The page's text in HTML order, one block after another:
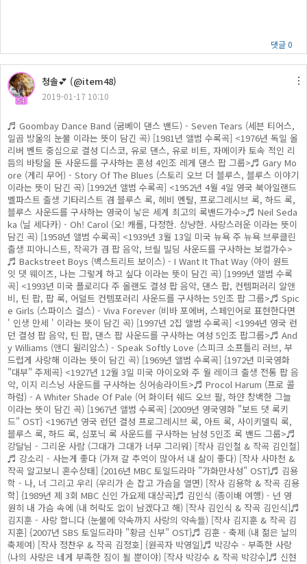
댓글 0
54
청솔💕 (@item48)
2019-01-17 10:10
♬ Goombay Dance Band (굼베이 댄스 밴드) - Seven Tears (세븐 티어스,
일곱 방울의 눈물 이라는 뜻이 담긴 곡) [1981년 앨범 수록곡] <1976년 독일 올
리버 벤트 중심으로 결성 디스코, 유로 댄스, 유로 비트, 자메이카 토속 적인 리
듬의 바탕을 둔 사운드를 구사하는 혼성 4인조 레게 댄스 팝 그룹>♬ Gary Mo
ore (게리 무어) - Story Of The Blues (스토리 오브 더 블루스, 블루스 이야기
이라는 뜻이 담긴 곡) [1992년 앨범 수록곡] <1952년 4월 4일 영국 북아일랜드
벨파스트 출생 기타리스트 겸 블루스 록, 헤비 멘탈, 프로그레시브 록, 하드 록,
블루스 사운드를 구사하는 영국이 낳은 세계 최고의 록밴드가수>♬ Neil Seda
ka (닐 세다카) - Oh! Carol (오! 캐롤, 다정한. 상냥한. 사랑스러운 이라는 뜻이
담긴 곡) [1958년 앨범 수록곡] <1939년 3월 13일 미국 뉴욕 주 뉴욕 브루클린
출생 피아니스트, 작곡가 겸 팝 음악, 브릴 빌딩 사운드를 구사하는 보컬가수>
♬ Backstreet Boys (백스트리트 보이스) - I Want It That Way (아이 원트
잇 댓 웨이즈, 나는 그렇게 하고 싶다 이라는 뜻이 담긴 곡) [1999년 앨범 수록
곡] <1993년 미국 플로리다 주 올랜도 결성 팝 음악, 댄스 팝, 컨템퍼러리 알앤
비, 틴 팝, 팝 록, 어덜트 컨템포러리 사운드를 구사하는 5인조 팝 그룹>♬ Spic
e Girls (스파이스 걸스) - Viva Forever (비바 포에버, 스페인어로 표현한다면
' 인생 만세 ' 이라는 뜻이 담긴 곡) [1997년 2집 앨범 수록곡] <1994년 영국 런
던 결성 팝 음악, 틴 팝, 댄스 팝 사운드를 구사하는 여성 5인조 팝그룹>♬ And
y Williams (앤디 윌리암스) - Speak Softly Love (스피크 소프틀리 러브, 부
드럽게 사랑해 이라는 뜻이 담긴 곡) [1969년 앨범 수록곡] {1972년 미국영화
"대부" 주제곡} <1927년 12월 3일 미국 아이오와 주 월 레이크 출생 전통 팝 음
악, 이지 리스닝 사운드를 구사하는 싱어송라이트>♬ Procol Harum (프로 콜
하럼) - A Whiter Shade Of Pale (어 화이터 쉐드 오브 팔, 하얀 창백한 그늘
이라는 뜻이 담긴 곡) [1967년 앨범 수록곡] {2009년 영국영화 "보트 댓 록키
드" OST} <1967년 영국 런던 결성 프로그레시브 록, 아트 록, 사이키델릭 록,
블루스 록, 하드 록, 심포닉 록 사운드를 구사하는 남성 5인조 록 밴드 그룹>♬
강달님 - 그리운 사람 (그대가 그대가 너무 그리워) [작사 김인철 & 작곡 김인철]
♬ 강소리 - 사는게 좋다 (가져 갈 추억이 많아서 내 삶이 좋다) [작사 사마천 &
작곡 알고보니 혼수상태] {2016년 MBC 토일드라마 "가화만사성" OST}♬ 김용
학 - 나, 너 그리고 우리 (우리가 손 잡고 가슴을 열면) [작사 김용학 & 작곡 김용
학] {1989년 제 3회 MBC 신인 가요제 대상곡}♬ 김인식 (종이배 여행) - 넌 영
원히 내 가슴 속에 (내 허락도 없이 남겠다고 해) [작사 김인식 & 작곡 김인식]♬
김지훈 - 사랑 합니다 (눈물에 약속까지 사랑의 약속들) [작사 김지훈 & 작곡 김
지훈] {2007년 SBS 토일드라마 "황금 신부" OST}♬ 김훈 - 축제 (내 젊은 날의
축제여) [작사 정찬우 & 작곡 김정호] {원곡자 박영일}♬ 박강수 - 부족한 사랑
(나의 사랑은 네게 부족한 짐이 될 뿐이야) [작사 박강수 & 작곡 박강수]♬ 신현